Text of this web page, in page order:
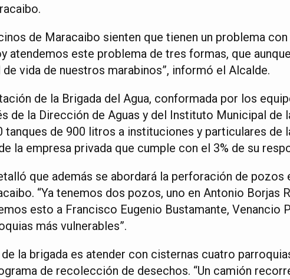
de Maracaibo sienten que tienen un problema
atendemos este problema de tres formas, que
vida de nuestros marabinos”, informó el Alcalde.
de la Brigada del Agua, conformada por los
de la Dirección de Aguas y del Instituto Municipal de
tanques de 900 litros a instituciones y particulares de
la empresa privada que cumple con el 3% de su
que además se abordará la perforación de pozos
“Ya tenemos dos pozos, uno en Antonio Borjas
esto a Francisco Eugenio Bustamante, Venancio
más vulnerables”.
la brigada es atender con cisternas cuatro
de recolección de desechos. “Un camión